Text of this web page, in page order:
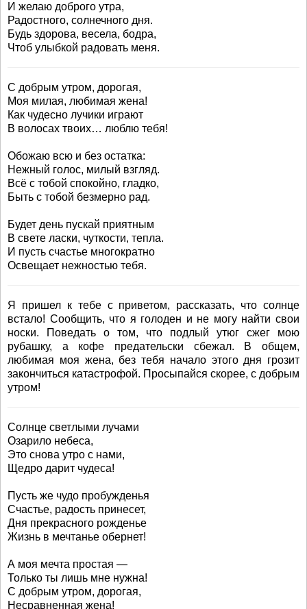
И желаю доброго утра,
Радостного, солнечного дня.
Будь здорова, весела, бодра,
Чтоб улыбкой радовать меня.
С добрым утром, дорогая,
Моя милая, любимая жена!
Как чудесно лучики играют
В волосах твоих… люблю тебя!
Обожаю всю и без остатка:
Нежный голос, милый взгляд.
Всё с тобой спокойно, гладко,
Быть с тобой безмерно рад.
Будет день пускай приятным
В свете ласки, чуткости, тепла.
И пусть счастье многократно
Освещает нежностью тебя.
Я пришел к тебе с приветом, рассказать, что солнце
встало! Сообщить, что я голоден и не могу найти свои
носки. Поведать о том, что подлый утюг сжег мою
рубашку, а кофе предательски сбежал. В общем,
любимая моя жена, без тебя начало этого дня грозит
закончиться катастрофой. Просыпайся скорее, с добрым
утром!
Солнце светлыми лучами
Озарило небеса,
Это снова утро с нами,
Щедро дарит чудеса!
Пусть же чудо пробужденья
Счастье, радость принесет,
Дня прекрасного рожденье
Жизнь в мечтанье обернет!
А моя мечта простая —
Только ты лишь мне нужна!
С добрым утром, дорогая,
Несравненная жена!